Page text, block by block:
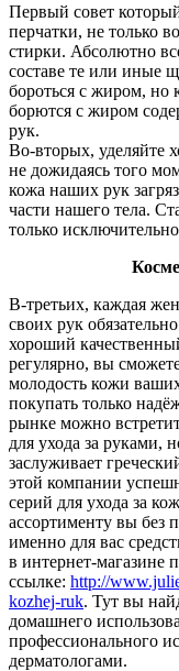
Первый совет
перчатки, не только
стирки. Абсолютно
составе те или иные
бороться с жиром, но
борются с жиром
рук.
Во-вторых, уделяйте
не дожидаясь того
кожа наших рук
части нашего тела.
только
В-третьих, каждая
своих рук
хороший
регулярно, вы
молодость кожи
покупать только
рынке можно
для ухода за руками,
заслуживает
этой компании
серий для ухода за
ассортименту вы без
именно для вас
в интернет-магазине
ссылке: http://
kozhej-ruk. Тут вы
домашнего
профессионального
дерматологами.